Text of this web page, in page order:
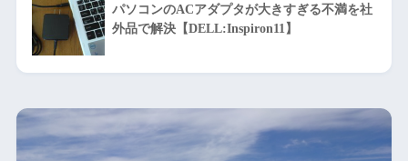
パソコンのACアダプタが大きすぎる不満を社
外品で解決【DELL:Inspiron11】